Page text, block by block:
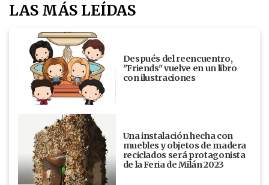
LAS MÁS LEÍDAS
Después del reencuentro,
"Friends" vuelve en un libro
con ilustraciones
Una instalación hecha con
muebles y objetos de madera
reciclados será protagonista
de la Feria de Milán 2023